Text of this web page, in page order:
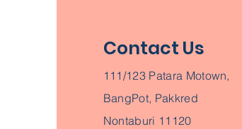
Contact Us
111/123 Patara Motown,
BangPot, Pakkred
Nontaburi 11120